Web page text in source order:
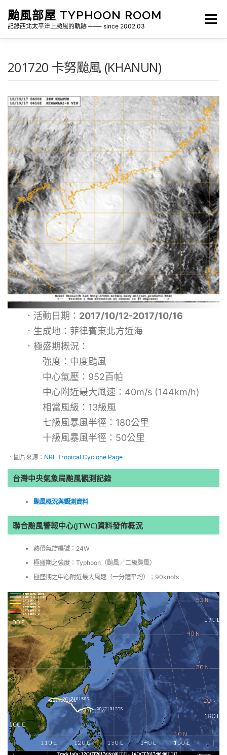
颱風部屋 TYPHOON ROOM
記錄西北太平洋上颱風的軌跡 ─── since 2002.03
選單
各地瞬間風速紀錄 侵台颱風新聞剪報 氣象相關資源
201720 卡努颱風 (KHANUN)
．活動日期： 2017/10/12-2017/10/16
．生成地：菲律賓東北方近海
．極盛期概況：
強度：中度颱風
中心氣壓：952百帕
中心附近最大風速：40m/s (144km/h)
相當風級：13級風
七級風暴風半徑：180公里
十級風暴風半徑：50公里
．圖片來源： NRL Tropical Cyclone Page
台灣中央氣象局颱風觀測記錄
颱風概況與觀測資料
聯合颱風警報中心(JTWC)資料發佈概況
熱帶氣旋編號：24W
極盛期之強度：Typhoon（颱風／二級颱風）
極盛期之中心附近最大風速（一分鐘平均）：90knots